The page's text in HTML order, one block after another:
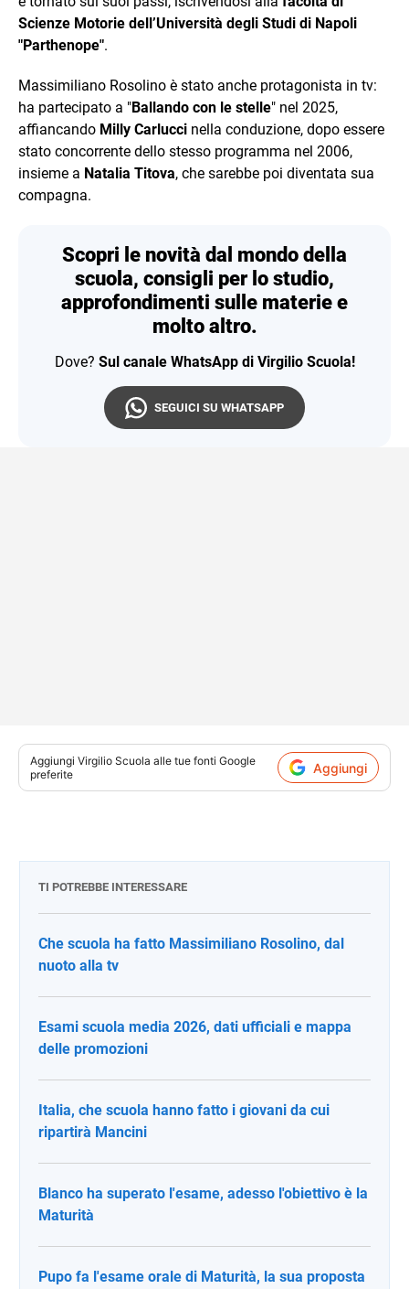
Scienze Motorie dell’Università degli Studi di Napoli
"Parthenope".
Massimiliano Rosolino è stato anche protagonista in tv:
ha partecipato a "Ballando con le stelle" nel 2025,
affiancando Milly Carlucci nella conduzione, dopo essere
stato concorrente dello stesso programma nel 2006,
insieme a Natalia Titova, che sarebbe poi diventata sua
compagna.
Scopri le novità dal mondo della
scuola, consigli per lo studio,
approfondimenti sulle materie e
molto altro.
Dove? Sul canale WhatsApp di Virgilio Scuola!
SEGUICI SU WHATSAPP
Aggiungi Virgilio Scuola alle tue fonti Google
preferite
Aggiungi
TI POTREBBE INTERESSARE
Che scuola ha fatto Massimiliano Rosolino, dal
nuoto alla tv
Esami scuola media 2026, dati ufficiali e mappa
delle promozioni
Italia, che scuola hanno fatto i giovani da cui
ripartirà Mancini
Blanco ha superato l'esame, adesso l'obiettivo è la
Maturità
Pupo fa l'esame orale di Maturità, la sua proposta